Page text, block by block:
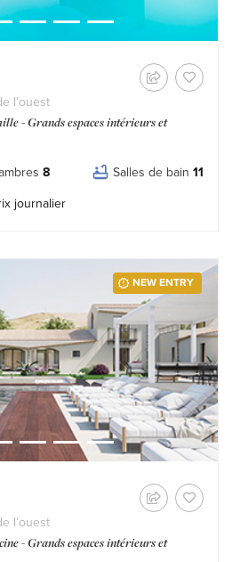
l’ouest
- Grands espaces intérieurs et
8 Salles de bain 11
prezzo:
journalier
NEW ENTRY
l’ouest
- Grands espaces intérieurs et